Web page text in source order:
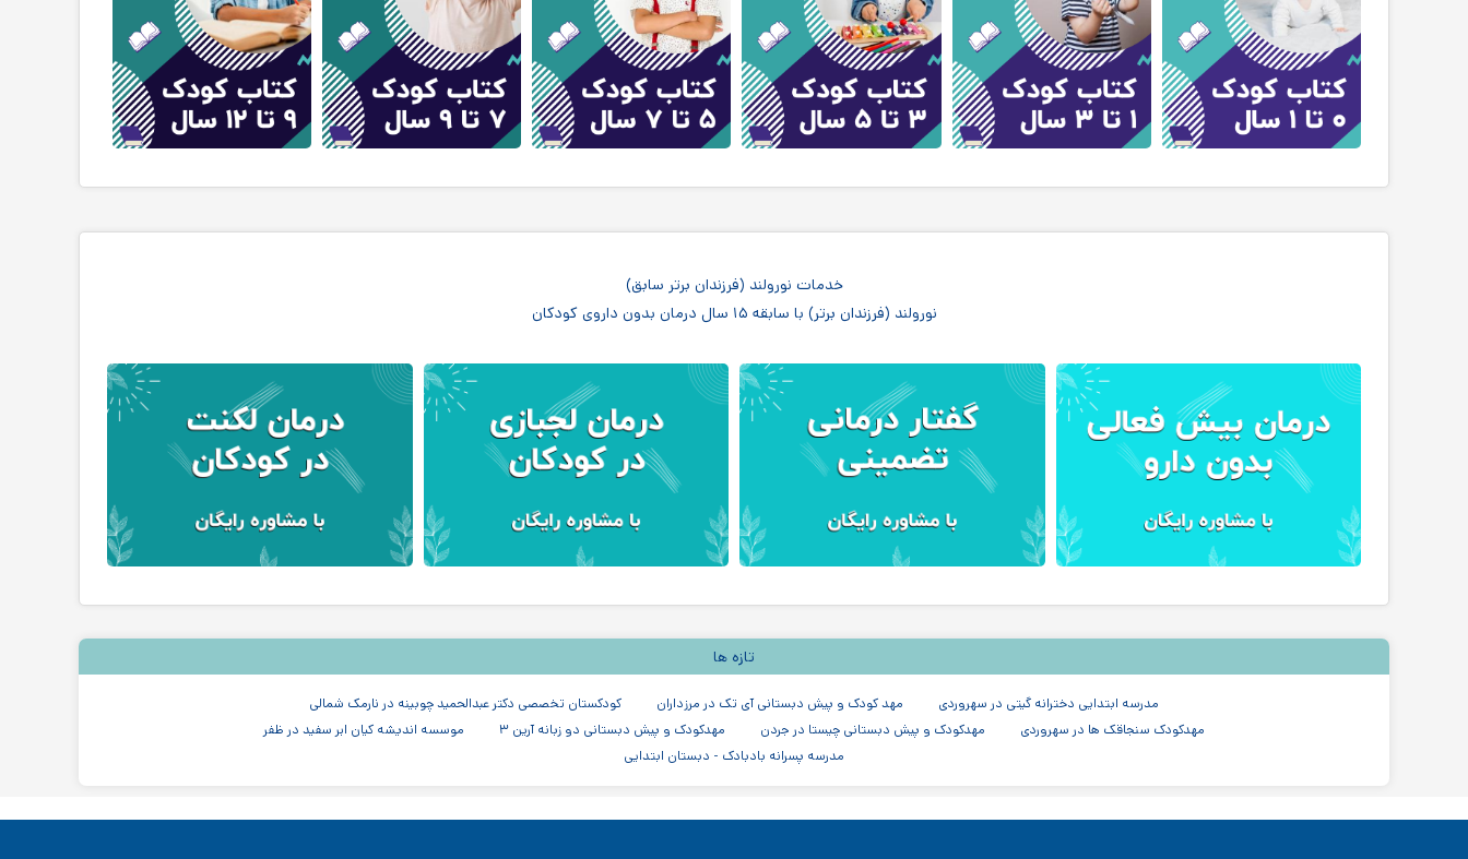
خدمات نورولند (فرزندان برتر سابق)
نورولند (فرزندان برتر) با سابقه ۱۵ سال درمان بدون داروی کودکان
تازه ها
مدرسه ابتدایی دخترانه گیتی در سهروردی مهد کودک و پیش دبستانی آی تک در مرزداران
کودکستان تخصصی دکتر عبدالحمید چوبینه در نارمک شمالی
مهدکودک سنجاقک ها در سهروردی
مهدکودک و پیش دبستانی چیستا در جردن مهدکودک و پیش دبستانی دو زبانه آرین ۳
موسسه اندیشه کیان ابر سفید در ظفر
مدرسه پسرانه بادبادک - دبستان ابتدایی